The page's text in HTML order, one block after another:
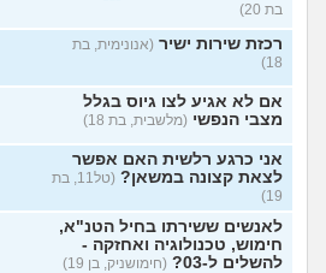
בת 20)
רכזת שירות ישיר (אנונימית, בת
18)
אם לא אגיע לצו גיוס בגלל
מצבי הנפשי (מלשבית, בת 18)
אני כרגע רלשית האם אפשר
לצאת קצונה במשאן?
(טל11, בת
19)
לאנשים ששירתו בחיל הטנ"א,
חימוש, טכנולוגיה ואחזקה -
להשלים ל-03?
(חימושניק, בן 19)